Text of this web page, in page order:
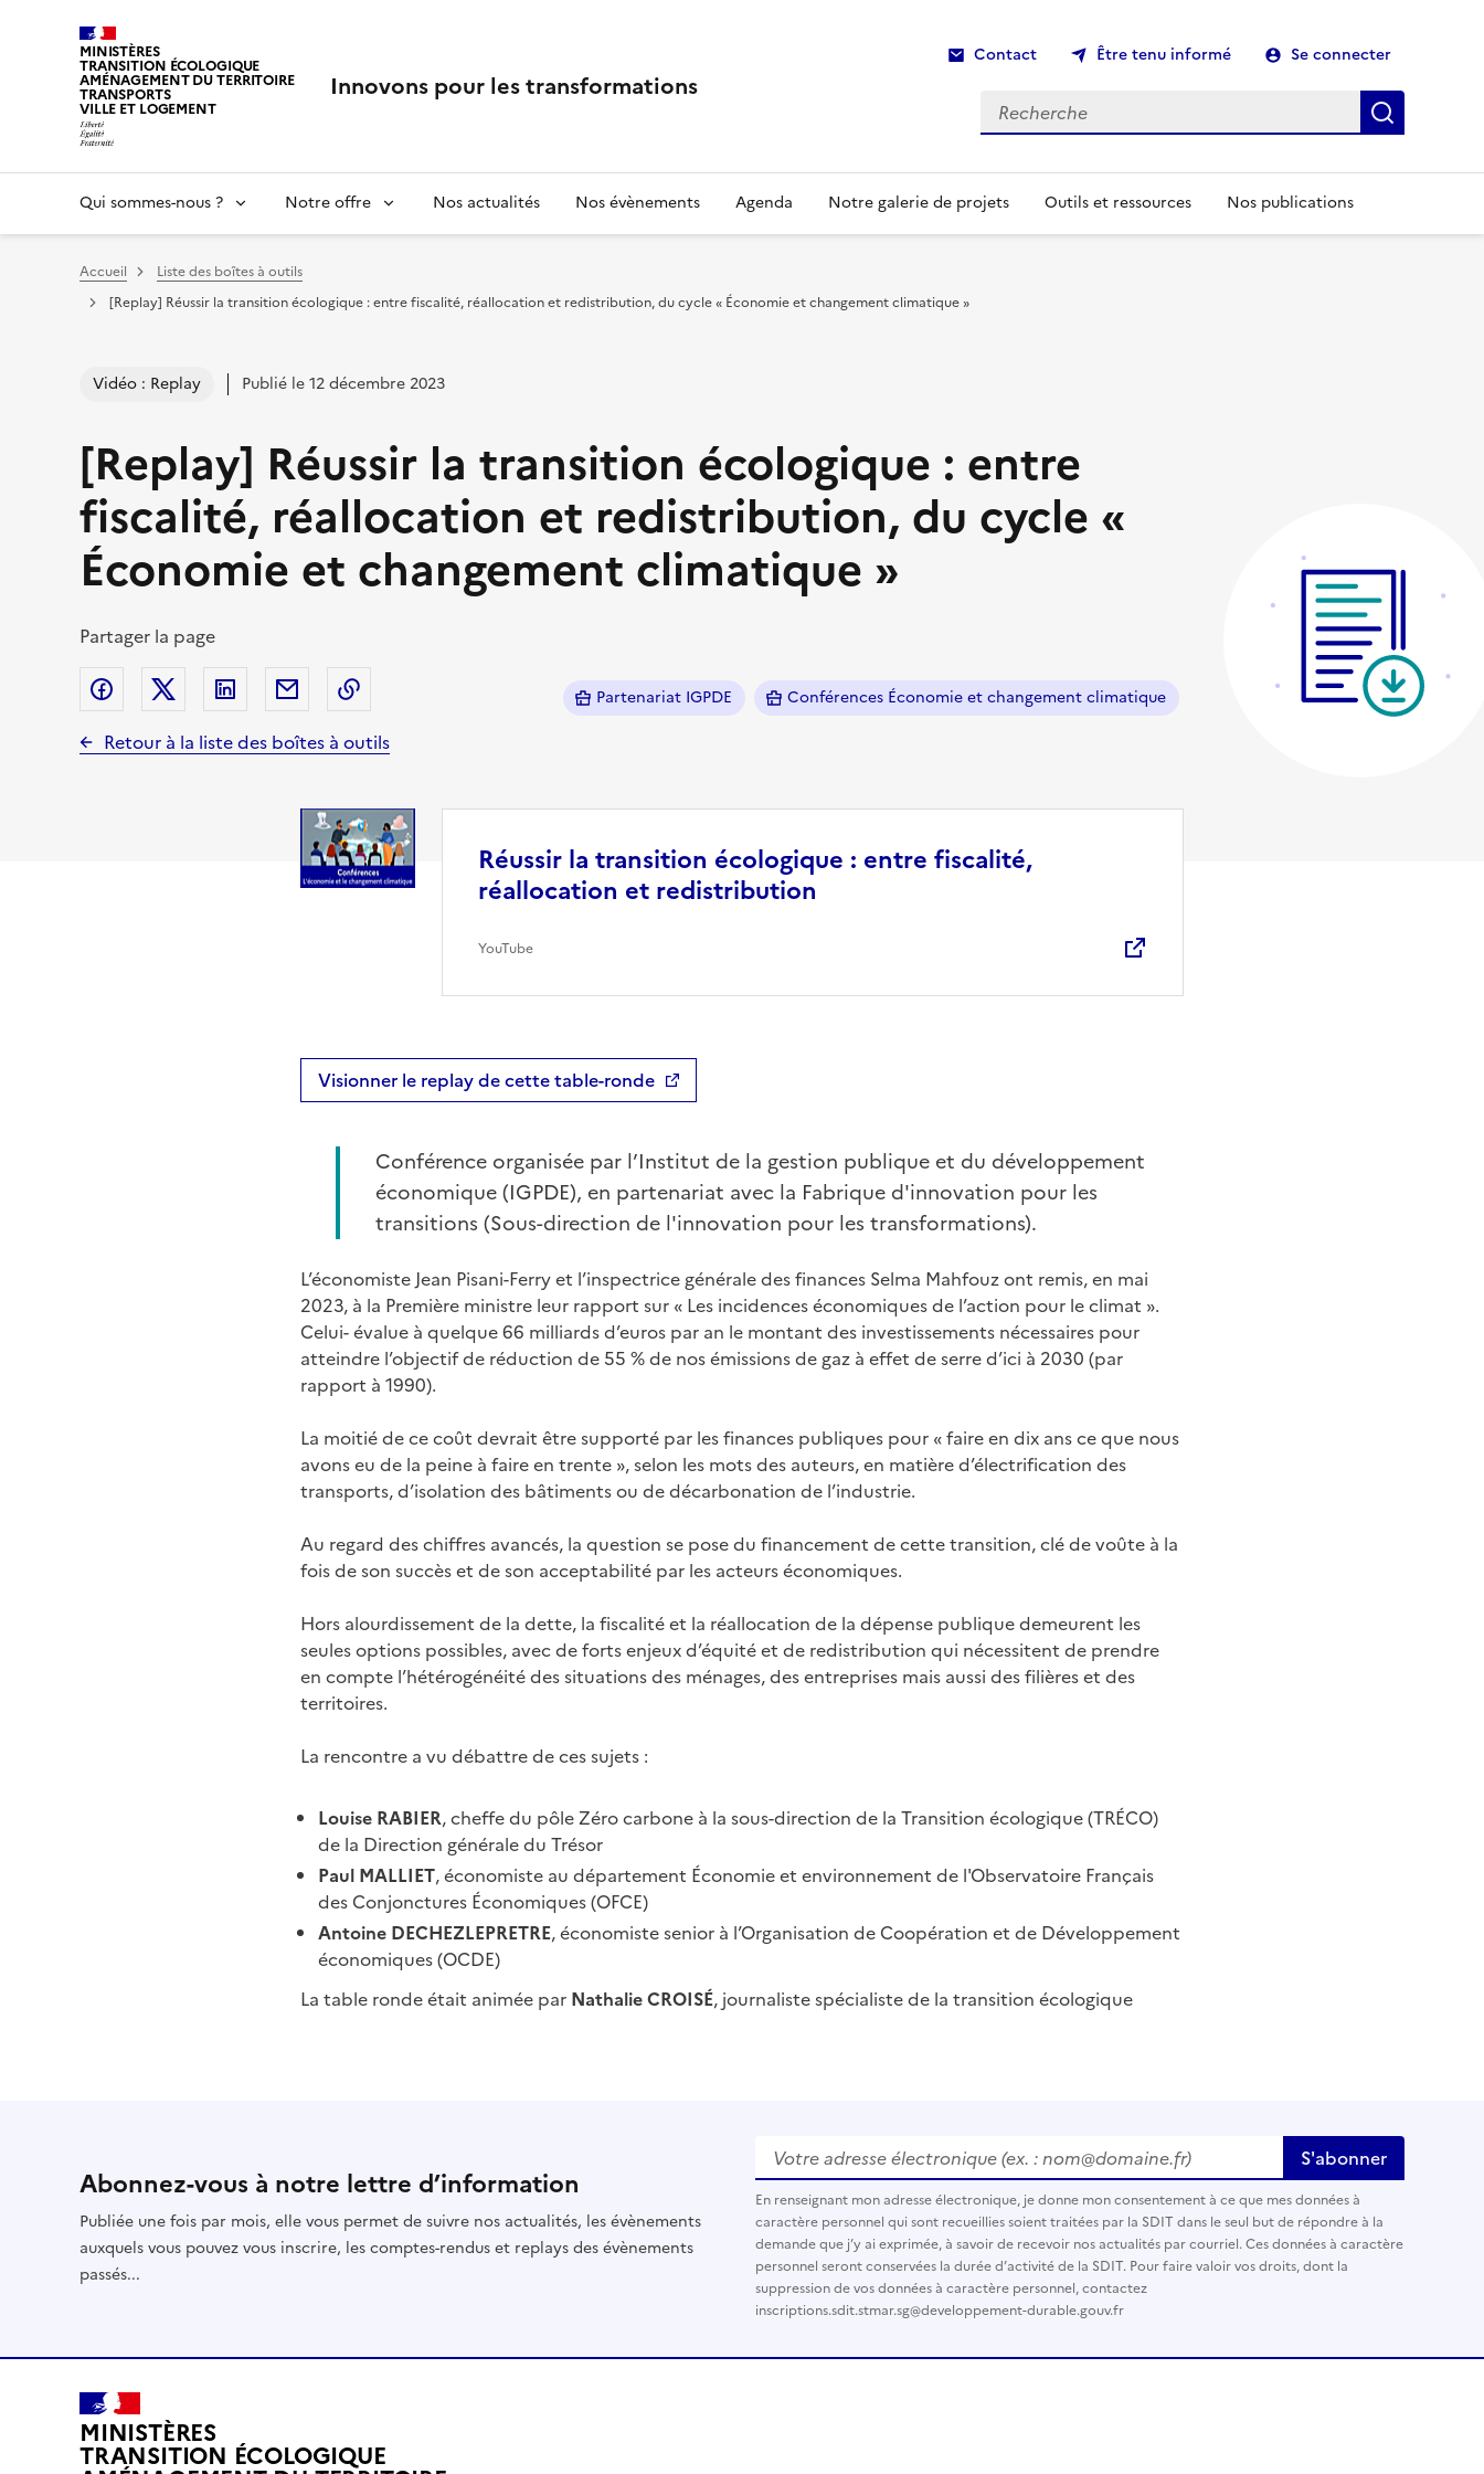
MINISTÈRES
TRANSITION ÉCOLOGIQUE
AMÉNAGEMENT DU TERRITOIRE
TRANSPORTS
VILLE ET LOGEMENT
Innovons pour les transformations
Contact Être tenu informé Se connecter
Recherche
Qui sommes-nous ? Notre offre Nos actualités Nos évènements Agenda Notre galerie de projets Outils et ressources Nos publications
Vous êtes ici :
Accueil
Liste des boîtes à outils
[Replay] Réussir la transition écologique : entre fiscalité, réallocation et redistribution, du cycle « Économie et changement climatique »
Vidéo : Replay Publié le 12 décembre 2023
[Replay] Réussir la transition écologique : entre
fiscalité, réallocation et redistribution, du cycle «
Économie et changement climatique »
Partager la page
Partager sur Facebook
Partager sur Twitter (X)
Partager sur Linkedin
Partager par emailCopier dans le presse-papierPartenariat IGPDE Conférences Économie et changement climatique
Retour à la liste des boîtes à outils
Réussir la transition écologique : entre fiscalité,
réallocation et redistribution
YouTube
Visionner le replay de cette table-ronde
Conférence organisée par l’Institut de la gestion publique et du développement
économique (IGPDE), en partenariat avec la Fabrique d'innovation pour les
transitions (Sous-direction de l'innovation pour les transformations).
L’économiste Jean Pisani-Ferry et l’inspectrice générale des finances Selma Mahfouz ont remis, en mai
2023, à la Première ministre leur rapport sur « Les incidences économiques de l’action pour le climat ».
Celui- évalue à quelque 66 milliards d’euros par an le montant des investissements nécessaires pour
atteindre l’objectif de réduction de 55 % de nos émissions de gaz à effet de serre d’ici à 2030 (par
rapport à 1990).
La moitié de ce coût devrait être supporté par les finances publiques pour « faire en dix ans ce que nous
avons eu de la peine à faire en trente », selon les mots des auteurs, en matière d’électrification des
transports, d’isolation des bâtiments ou de décarbonation de l’industrie.
Au regard des chiffres avancés, la question se pose du financement de cette transition, clé de voûte à la
fois de son succès et de son acceptabilité par les acteurs économiques.
Hors alourdissement de la dette, la fiscalité et la réallocation de la dépense publique demeurent les
seules options possibles, avec de forts enjeux d’équité et de redistribution qui nécessitent de prendre
en compte l’hétérogénéité des situations des ménages, des entreprises mais aussi des filières et des
territoires.
La rencontre a vu débattre de ces sujets :
Louise RABIER, cheffe du pôle Zéro carbone à la sous-direction de la Transition écologique (TRÉCO)
de la Direction générale du Trésor
Paul MALLIET, économiste au département Économie et environnement de l'Observatoire Français
des Conjonctures Économiques (OFCE)
Antoine DECHEZLEPRETRE, économiste senior à l’Organisation de Coopération et de Développement
économiques (OCDE)
La table ronde était animée par Nathalie CROISÉ, journaliste spécialiste de la transition écologique
Abonnez-vous à notre lettre d’information
Publiée une fois par mois, elle vous permet de suivre nos actualités, les évènements
auxquels vous pouvez vous inscrire, les comptes-rendus et replays des évènements
passés...
Votre adresse électronique (ex. : nom@domaine.fr)* S'abonner
En renseignant mon adresse électronique, je donne mon consentement à ce que mes données à
caractère personnel qui sont recueillies soient traitées par la SDIT dans le seul but de répondre à la
demande que j’y ai exprimée, à savoir de recevoir nos actualités par courriel. Ces données à caractère
personnel seront conservées la durée d’activité de la SDIT. Pour faire valoir vos droits, dont la
suppression de vos données à caractère personnel, contactez
inscriptions.sdit.stmar.sg@developpement-durable.gouv.fr
MINISTÈRES
TRANSITION ÉCOLOGIQUE